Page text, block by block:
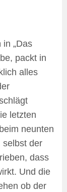
„Das
packt in
alles
letzten
neunten
selbst der
dass
Und die
ob der